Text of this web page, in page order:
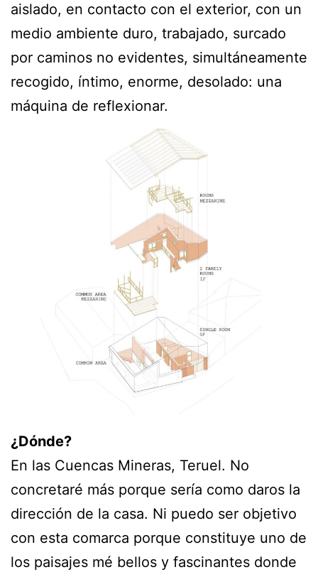
aislado, en contacto con el exterior, con un
medio ambiente duro, trabajado, surcado
por caminos no evidentes, simultáneamente
recogido, íntimo, enorme, desolado: una
máquina de reflexionar.
¿Dónde?
En las Cuencas Mineras, Teruel. No
concretaré más porque sería como daros la
dirección de la casa. Ni puedo ser objetivo
con esta comarca porque constituye uno de
los paisajes mé bellos y fascinantes donde